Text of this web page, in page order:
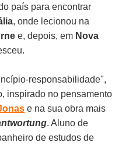
país para encontrar
, onde lecionou na
e, depois, em Nova
responsabilidade",
inspirado no pensamento
e na sua obra mais
. Aluno de
de estudos de